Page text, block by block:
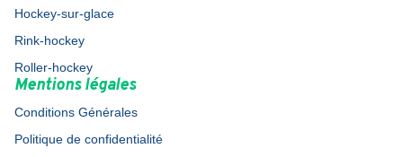
Hockey-sur-glace
Rink-hockey
Roller-hockey
Mentions légales
Conditions Générales
Politique de confidentialité